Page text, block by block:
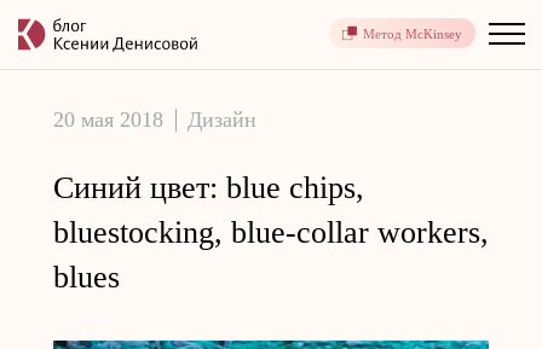
Метод McKinsey
20 мая 2018 Дизайн
Синий цвет: blue chips,
bluestocking, blue-collar workers,
blues